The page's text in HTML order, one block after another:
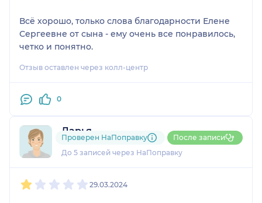
Всё хорошо, только слова благодарности Елене
Сергеевне от сына - ему очень все понравилось,
четко и понятно.
Отзыв оставлен через колл-центр
0
Дарья
1 отзыв
До 5 записей через НаПоправку
Проверен НаПоправку После записи
29.03.2024